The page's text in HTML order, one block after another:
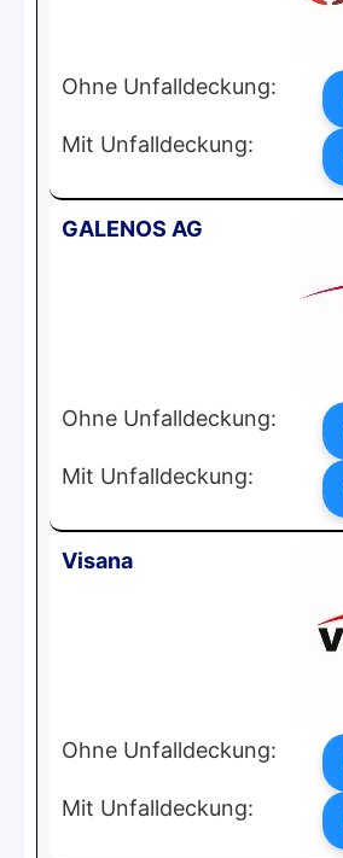
Ohne Unfalldeckung:
Mit Unfalldeckung:
GALENOS AG
Ohne Unfalldeckung:
Mit Unfalldeckung:
Visana
Ohne Unfalldeckung:
Mit Unfalldeckung: